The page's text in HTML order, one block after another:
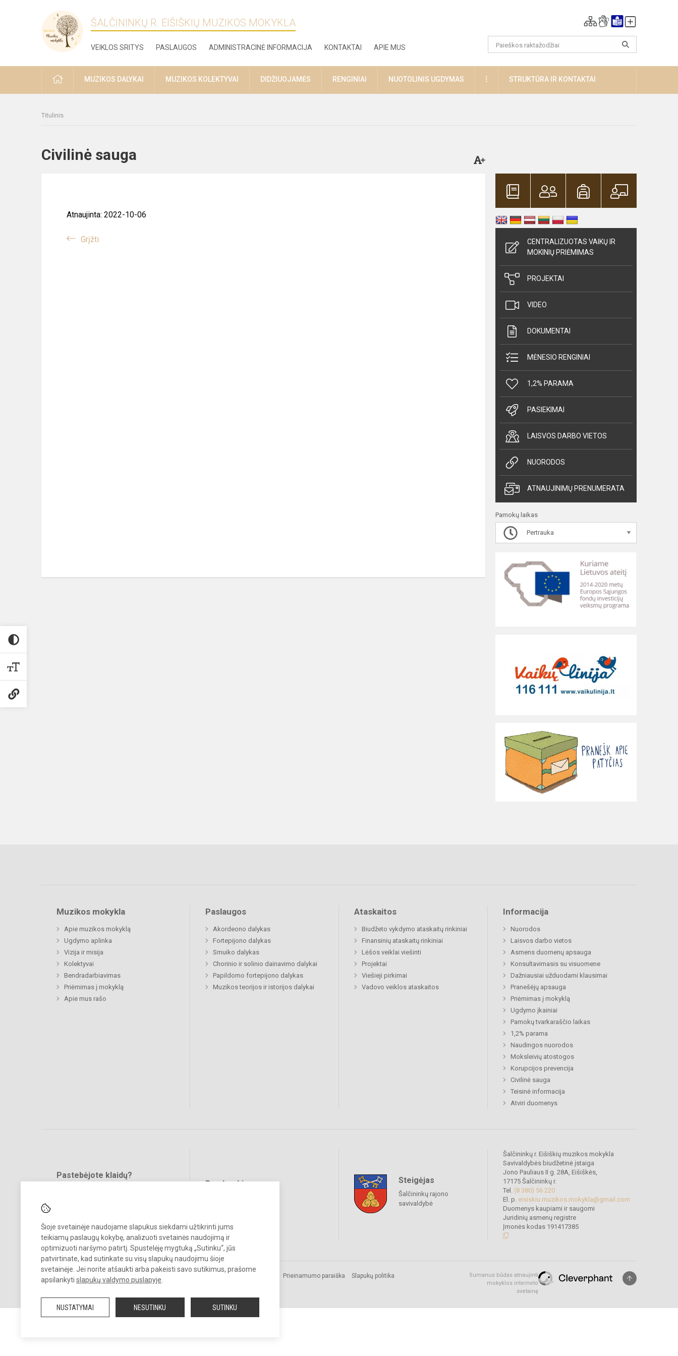
Šioje svetainėje naudojame slapukus siekdami užtikrinti jums
teikiamų paslaugų kokybę, analizuoti svetainės naudojimą ir
optimizuoti naršymo patirtį. Spustelėję mygtuką „Sutinku“, jūs
patvirtinate, kad sutinkate su visų slapukų naudojimu šioje
svetainėje. Jei norite atšaukti arba pakeisti savo sutikimus, prašome
apsilankyti slapukų valdymo puslapyje
NUSTATYMAI NESUTINKU SUTINKU
ŠALČININKŲ R. EIŠIŠKIŲ MUZIKOS MOKYKLA
VEIKLOS SRITYS PASLAUGOS ADMINISTRACINĖ INFORMACIJA KONTAKTAI APIE MUS
PRADŽIAMUZIKOS DALYKAI MUZIKOS KOLEKTYVAI DIDŽIUOJAMĖS RENGINIAI NUOTOLINIS UGDYMAS DAUGIAUSTRUKTŪRA IR KONTAKTAI
Titulinis
Civilinė sauga
Atnaujinta: 2022-10-06
Grįžti
CENTRALIZUOTAS VAIKŲ IR
MOKINIŲ PRIĖMIMAS
PROJEKTAI
VIDEO
DOKUMENTAI
MĖNESIO RENGINIAI
1,2% PARAMA
PASIEKIMAI
LAISVOS DARBO VIETOS
NUORODOS
ATNAUJINIMŲ PRENUMERATA
Pamokų laikas
Pertrauka
Muzikos mokykla
Apie muzikos mokyklą
Ugdymo aplinka
Vizija ir misija
Kolektyvai
Bendradarbiavimas
Priėmimas į mokyklą
Apie mus rašo
Paslaugos
Akordeono dalykas
Fortepijono dalykas
Smuiko dalykas
Chorinio ir solinio dainavimo dalykai
Papildomo fortepijono dalykas
Muzikos teorijos ir istorijos dalykai
Ataskaitos
Biudžeto vykdymo ataskaitų rinkiniai
Finansinių ataskaitų rinkiniai
Lėšos veiklai viešinti
Projektai
Viešieji pirkimai
Vadovo veiklos ataskaitos
Informacija
Nuorodos
Laisvos darbo vietos
Asmens duomenų apsauga
Konsultavimasis su visuomene
Dažniausiai užduodami klausimai
Pranešėjų apsauga
Priėmimas į mokyklą
Ugdymo įkainiai
Pamokų tvarkaraščio laikas
1,2% parama
Naudingos nuorodos
Moksleivių atostogos
Korupcijos prevencija
Civilinė sauga
Teisinė informacija
Atviri duomenys
Pastebėjote klaidų?
Bendraukime Steigėjas
Šalčininkų rajono
savivaldybė
Šalčininkų r. Eišiškių muzikos mokykla
Savivaldybės biudžetinė įstaiga
Jono Pauliaus II g. 28A, Eišiškės,
17175 Šalčininkų r.
Tel. (8 380) 56 220
El. p. eisiskiu.muzikos.mokykla@gmail.com
Duomenys kaupiami ir saugomi
Juridinių asmenų registre
Įmonės kodas 191417385
© 2022. Šalčininkų r. Eišiškių muzikos mokykla. Visos teisės saugomos.
Kopijuoti turinį be raštiško mokyklos vadovybės sutikimo griežtai
Prieinamumo paraiška Slapukų politika
Sumanus būdas atnaujinti
mokyklos interneto
svetainę